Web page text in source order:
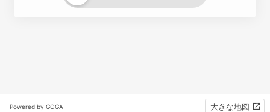
Powered by GOGA 大きな地図